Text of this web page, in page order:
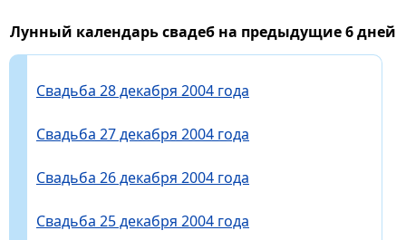
Лунный календарь свадеб на предыдущие 6 дней
Свадьба 28 декабря 2004 года
Свадьба 27 декабря 2004 года
Свадьба 26 декабря 2004 года
Свадьба 25 декабря 2004 года